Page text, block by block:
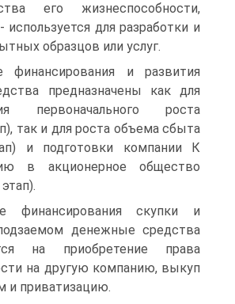
его жизнеспособности,
для разработки и
образцов или услуг.
финансирования и развития
предназначены как для
первоначального роста
так и для роста объема сбыта
и подготовки компании К
в акционерное общество
финансирования скупки и
денежные средства
на приобретение права
на другую компанию, выкуп
и приватизацию.